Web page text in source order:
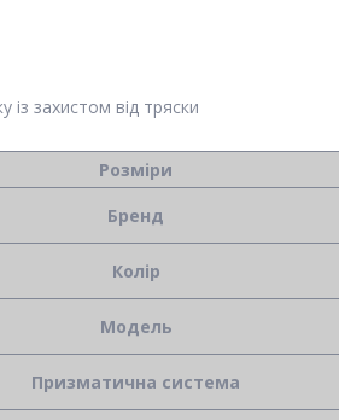
із захистом від тряски
Розміри
Бренд
Колір
Модель
Призматична система